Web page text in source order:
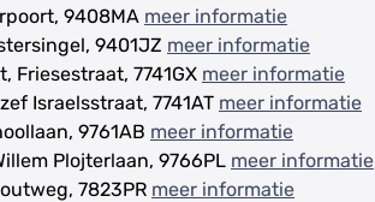
9408MA meer informatie
9401JZ meer informatie
Friesestraat, 7741GX meer informatie
Israelsstraat, 7741AT meer informatie
9761AB meer informatie
Plojterlaan, 9766PL meer informatie
7823PR meer informatie